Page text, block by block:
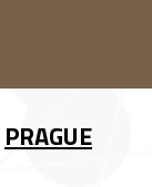
PRAGUE